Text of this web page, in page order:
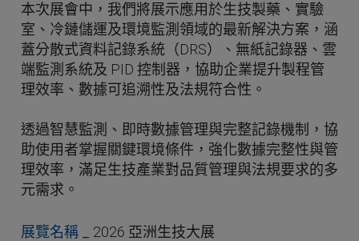
本次展會中，我們將展示應用於生技製藥、實驗
室、冷鏈儲運及環境監測領域的最新解決方案，涵
蓋分散式資料記錄系統（DRS）、無紙記錄器、雲
端監測系統及 PID 控制器，協助企業提升製程管
理效率、數據可追溯性及法規符合性。
透過智慧監測、即時數據管理與完整記錄機制，協
助使用者掌握關鍵環境條件，強化數據完整性與管
理效率，滿足生技產業對品質管理與法規要求的多
元需求。
展覽名稱 _ 2026 亞洲生技大展